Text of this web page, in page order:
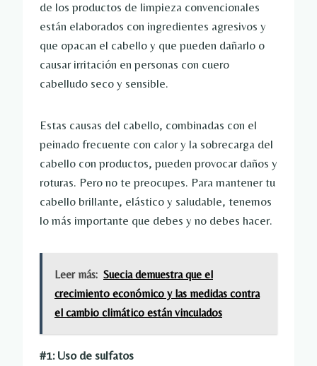
de los productos de limpieza convencionales
están elaborados con ingredientes agresivos y
que opacan el cabello y que pueden dañarlo o
causar irritación en personas con cuero
cabelludo seco y sensible.
Estas causas del cabello, combinadas con el
peinado frecuente con calor y la sobrecarga del
cabello con productos, pueden provocar daños y
roturas. Pero no te preocupes. Para mantener tu
cabello brillante, elástico y saludable, tenemos
lo más importante que debes y no debes hacer.
Leer más: Suecia demuestra que el
crecimiento económico y las medidas contra
el cambio climático están vinculados
#1: Uso de sulfatos